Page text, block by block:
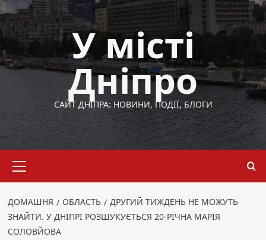
Перейти
до
вмісту
У місті
Дніпро
САЙТ ДНІПРА: НОВИНИ, ПОДІЇ, БЛОГИ
меню
ДОМАШНЯ ОБЛАСТЬ
ДРУГИЙ ТИЖДЕНЬ НЕ МОЖУТЬ
ЗНАЙТИ. У ДНІПРІ РОЗШУКУЄТЬСЯ 20-РІЧНА МАРІЯ
СОЛОВЙОВА